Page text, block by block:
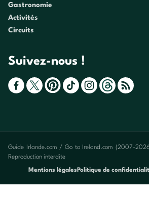
Gastronomie
Activités
Circuits
Suivez-nous !
Guide Irlande.com / Go to Ireland.com (2007-
Reproduction interdite
Mentions légales Politique de